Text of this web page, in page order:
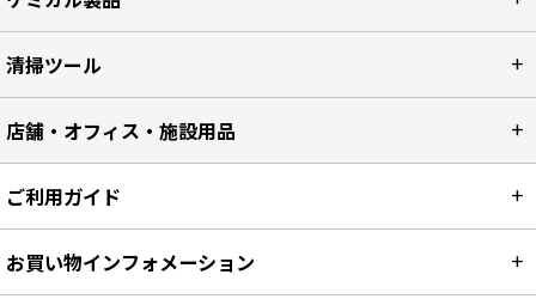
ケミカル製品
清掃ツール
店舗・オフィス・施設用品
ご利用ガイド
お買い物インフォメーション